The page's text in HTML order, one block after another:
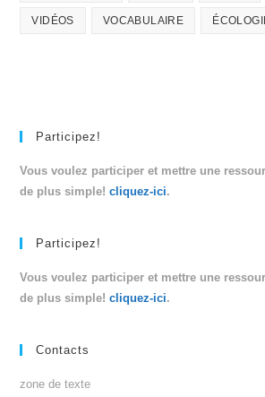
VIDÉOS VOCABULAIRE
Participez!
Vous voulez participer et mettre une
de plus simple!cliquez-ici.
Participez!
Vous voulez participer et mettre une
de plus simple!cliquez-ici.
Contacts
zone de texte